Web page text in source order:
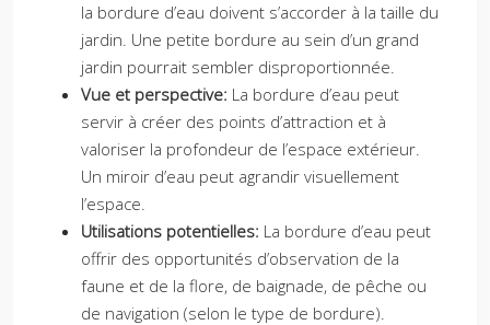
la bordure d’eau doivent s’accorder à la taille du
jardin. Une petite bordure au sein d’un grand
jardin pourrait sembler disproportionnée.
Vue et perspective: La bordure d’eau peut
servir à créer des points d’attraction et à
valoriser la profondeur de l’espace extérieur.
Un miroir d’eau peut agrandir visuellement
l’espace.
Utilisations potentielles: La bordure d’eau peut
offrir des opportunités d’observation de la
faune et de la flore, de baignade, de pêche ou
de navigation (selon le type de bordure).